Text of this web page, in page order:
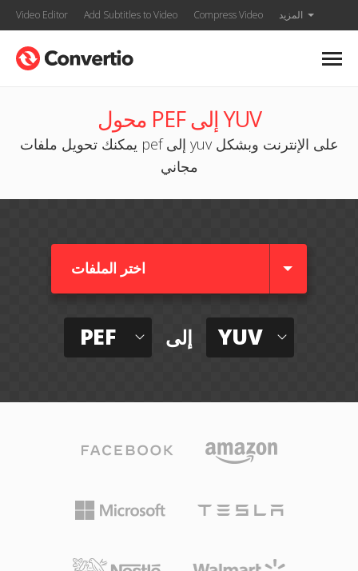
Video Editor Add Subtitles to Video Compress Video المزيد
محول PEF إلى YUV
يمكنك تحويل ملفات pef إلى yuv على الإنترنت وبشكل
مجاني
اختر الملفات
PEF إلى YUV